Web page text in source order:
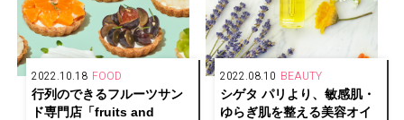
2022.10.18 FOOD
行列のできるフルーツサン
ド専門店「fruits and
2022.08.10 BEAUTY
シゲタ パリより、敏感肌・
ゆらぎ肌を整える美容オイ